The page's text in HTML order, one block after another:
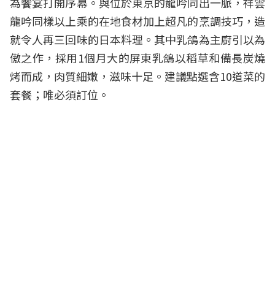
龍吟同樣以上乘的在地食材加上超凡的烹調技巧，造
就令人再三回味的日本料理。其中乳鴿為主廚引以為
傲之作，採用1個月大的屏東乳鴿以稻草和備長炭燒
烤而成，肉質細嫩，滋味十足。建議點選含10道菜的
套餐；唯必須訂位。